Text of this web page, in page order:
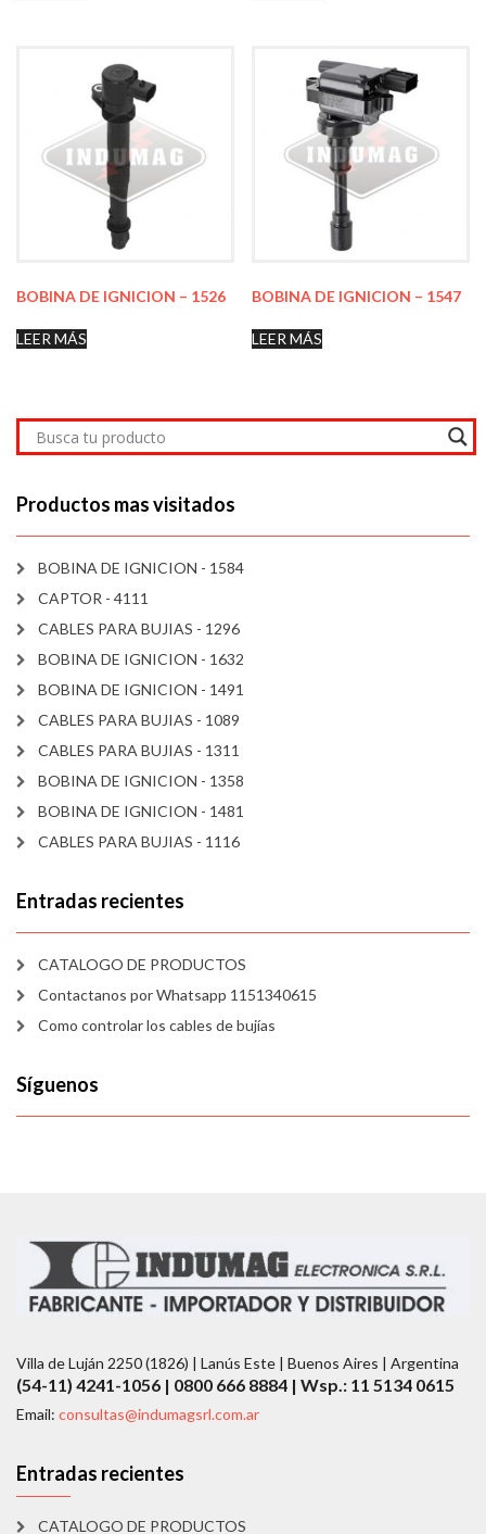
BOBINA DE IGNICION – 1526
LEER MÁS
BOBINA DE IGNICION – 1547
LEER MÁS
Productos mas visitados
BOBINA DE IGNICION - 1584
CAPTOR - 4111
CABLES PARA BUJIAS - 1296
BOBINA DE IGNICION - 1632
BOBINA DE IGNICION - 1491
CABLES PARA BUJIAS - 1089
CABLES PARA BUJIAS - 1311
BOBINA DE IGNICION - 1358
BOBINA DE IGNICION - 1481
CABLES PARA BUJIAS - 1116
Entradas recientes
CATALOGO DE PRODUCTOS
Contactanos por Whatsapp 1151340615
Como controlar los cables de bujías
Síguenos
Villa de Luján 2250 (1826) | Lanús Este | Buenos Aires | Argentina
(54-11) 4241-1056 | 0800 666 8884 | Wsp.: 11 5134 0615
Email: consultas@indumagsrl.com.ar
Entradas recientes
CATALOGO DE PRODUCTOS